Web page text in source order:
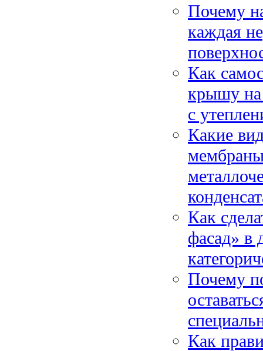
Почему
каждая
Как
крышу на
с
Какие
Как
фасад» в
Почему
Как